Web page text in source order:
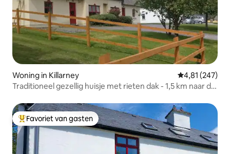
Woning in Killarney Gemiddelde
4,81 (247)
Traditioneel gezellig huisje met rieten dak - 1,5 km naar de
Topfavoriet van gasten
Favoriet van gasten